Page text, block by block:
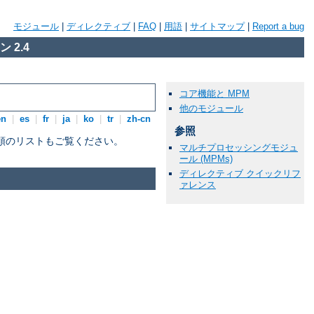
モジュール ディレクティブ FAQ 用語 サイトマップ| Report a bug
2.4
es fr ja ko tr zh-cn
リストもご覧ください。
コア機能と MPM
他のモジュール
参照
マルチプロセッシングモジュ
ール (MPMs)
ディレクティブ クイックリフ
ァレンス